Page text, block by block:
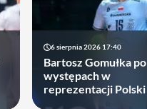
6 sierpnia 2026 17:40
Bartosz Gomułka po
występach w
reprezentacji Polski